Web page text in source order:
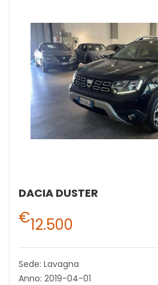
DACIA DUSTER
€12.500
Sede: Lavagna
Anno: 2019-04-01